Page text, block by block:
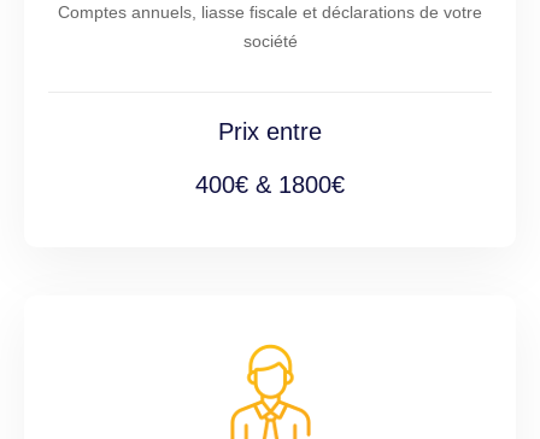
Comptes annuels, liasse fiscale et déclarations de votre
société
Prix entre
400€ & 1800€